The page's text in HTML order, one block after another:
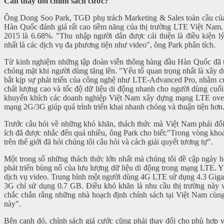
Ông Dong Soo Park, TGĐ phụ trách Marketing & Sales toàn cầu
Hàn Quốc đánh giá rất cao tiềm năng của thị trường LTE Việt
2015 là 6.68%. "Thu nhập người dân được cải thiện là điều kiện
nhất là các dịch vụ đa phương tiện như video", ông Park phân tích.
Từ kinh nghiệm những tập đoàn viễn thông hàng đầu Hàn Quốc
chóng mặt khi người dùng tăng lên. "Yếu tố quan trọng nhất là xây
bắt kịp sự phát triển của công nghệ như LTE-Advanced Pro, nhằm
chất lượng cao và tốc độ dữ liệu di động nhanh cho người dùng
khuyến khích các doanh nghiệp Việt Nam xây dựng mạng LTE
mạng 2G/3G giúp quá trình triển khai nhanh chóng và thuận tiện hơn.
Trước câu hỏi về những khó khăn, thách thức mà Việt Nam phải
ích đã được nhắc đến quá nhiều, ông Park cho biết:"Trong vòng
trên thế giới đã hỏi chúng tôi câu hỏi và cách giải quyết tương tự".
Một trong số những thách thức lớn nhất mà chúng tôi đề cập ngày
phát triển bùng nổ của lưu lượng dữ liệu di động trong mạng LTE.
dịch vụ video. Trung bình một người dùng 4G LTE sử dụng 4.3
3G chỉ sử dụng 0.7 GB. Điều khó khăn là nhu cầu thị trường này
chắc chắn rằng những nhà hoạch định chính sách tại Việt Nam
này".
Bên cạnh đó, chính sách giá cước cũng phải thay đổi cho phù hợp